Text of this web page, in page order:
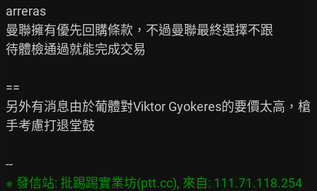
arreras
曼聯擁有優先回購條款，不過曼聯最終選擇不跟
待體檢通過就能完成交易
==
另外有消息由於葡體對Viktor Gyokeres的要價太高，槍
手考慮打退堂鼓
※ 發信站: 批踢踢實業坊(ptt.cc), 來自: 111.71.118.254